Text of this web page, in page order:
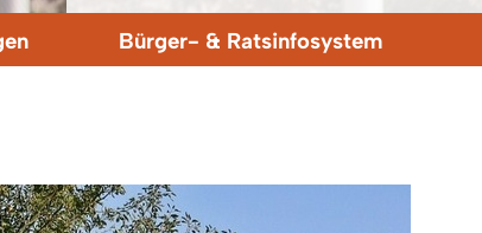
Bürger- & Ratsinfosystem